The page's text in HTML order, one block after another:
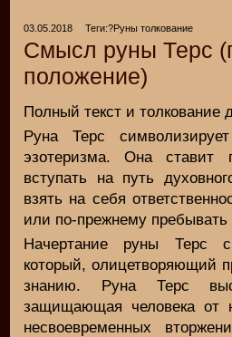
03.05.2018 Теги:?Руны толкование
Смысл руны Терс
положение)
Полный текст и толкование
Руна Терс
эзотеризма. Она ставит
вступать на путь
взять на себя
или по-прежнему
Начертание руны Терс
который, олицетворяющий
знанию. Руна Терс
защищающая человека от
несвоевременных